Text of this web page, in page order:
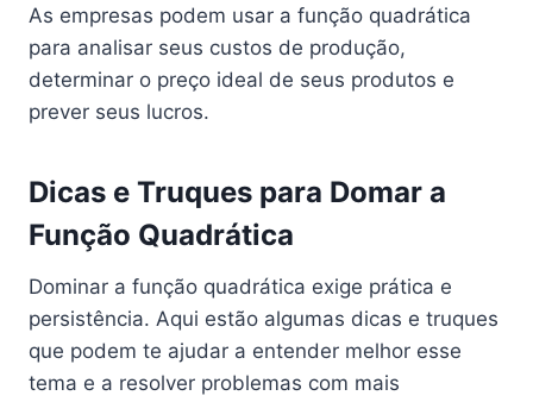
As empresas podem usar a função quadrática
para analisar seus custos de produção,
determinar o preço ideal de seus produtos e
prever seus lucros.
Dicas e Truques para Domar a
Função Quadrática
Dominar a função quadrática exige prática e
persistência. Aqui estão algumas dicas e truques
que podem te ajudar a entender melhor esse
tema e a resolver problemas com mais